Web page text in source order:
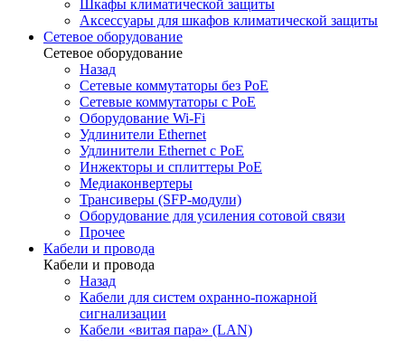
Шкафы климатической защиты
Аксессуары для шкафов климатической защиты
Сетевое оборудование
Сетевое оборудование
Назад
Сетевые коммутаторы без PoE
Сетевые коммутаторы с PoE
Оборудование Wi-Fi
Удлинители Ethernet
Удлинители Ethernet с PoE
Инжекторы и сплиттеры PoE
Медиаконвертеры
Трансиверы (SFP-модули)
Оборудование для усиления сотовой связи
Прочее
Кабели и провода
Кабели и провода
Назад
Кабели для систем охранно-пожарной
сигнализации
Кабели «витая пара» (LAN)